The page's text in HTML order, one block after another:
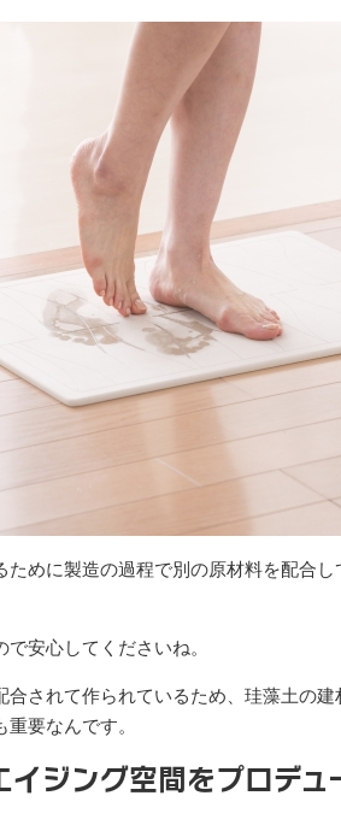
めに製造の過程で別の原材料を配合
安心してくださいね。
されて作られているため、珪藻土の
要なんです。
ジング空間をプロデュ